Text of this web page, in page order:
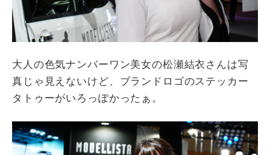
大人の色気ナンバーワン美女の松瀬結衣さんは写
真じゃ見えないけど、ブランドロゴのステッカー
タトゥーがいろっぽかったぁ。